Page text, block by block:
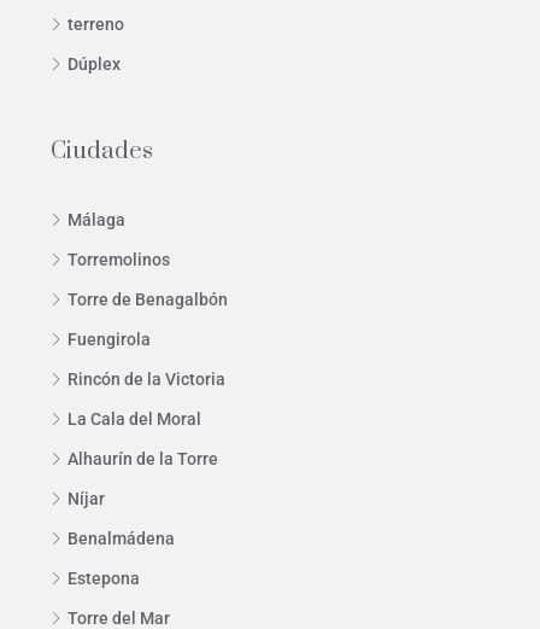
terreno
Dúplex
Ciudades
Málaga
Torremolinos
Torre de Benagalbón
Fuengirola
Rincón de la Victoria
La Cala del Moral
Alhaurín de la Torre
Níjar
Benalmádena
Estepona
Torre del Mar